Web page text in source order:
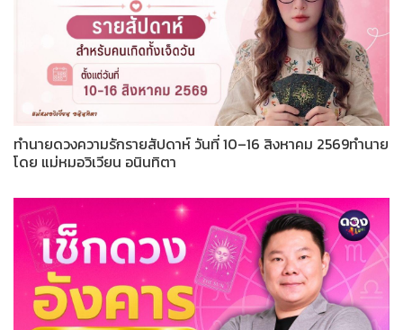
ทำนายดวงความรักรายสัปดาห์ วันที่ 10–16 สิงหาคม 2569ทำนาย
โดย แม่หมอวิเวียน อนินทิตา